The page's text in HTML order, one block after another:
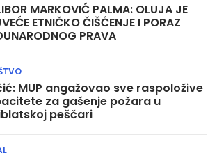
MARKOVIĆ PALMA: OLUJA JE
ETNIČKO ČIŠĆENJE I PORAZ
PRAVA
MUP angažovao sve raspoložive
za gašenje požara u
peščari